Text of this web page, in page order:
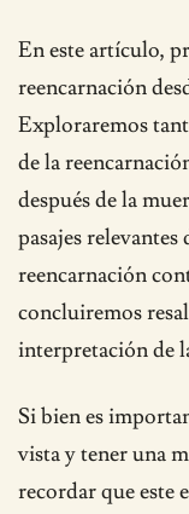
En este artículo,
reencarnación
Exploraremos
de la
después de la
pasajes
reencarnación
concluiremos
interpretación de
Si bien es
vista y tener una
recordar que este